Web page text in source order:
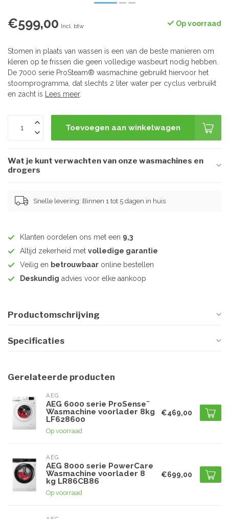
€599,00 Incl. btw Op voorraad
Stomen in plaats van wassen is een van de beste manieren om
kleren op te frissen die geen volledige wasbeurt nodig hebben.
De 7000 serie ProSteam® wasmachine gebruikt hiervoor het
stoomprogramma, dat slechts 2 liter water per cyclus verbruikt
en zacht is Lees meer.
Toevoegen aan winkelwagen
Wat je kunt verwachten van onze wasmachines en
drogers
Snelle levering: Binnen 1 tot 5 dagen in huis
Klanten oordelen ons met een 9,3
Altijd zekerheid met volledige garantie
Veilig en betrouwbaar online bestellen
Deskundig advies voor elke aankoop
Productomschrijving
Specificaties
Gerelateerde producten
AEG
AEG 6000 serie ProSense¨
Wasmachine voorlader 8kg
LF628600
Op voorraad
€469,00
AEG
AEG 8000 serie PowerCare
Wasmachine voorlader 8
kg LR86CB86
Op voorraad
€699,00